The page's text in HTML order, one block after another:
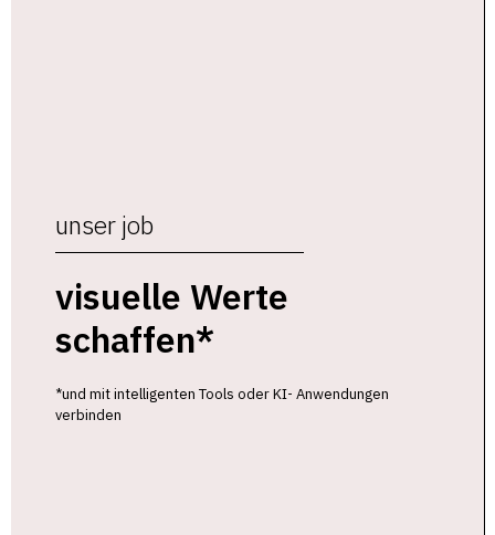
unser job
visuelle Werte
schaffen*
*und mit intelligenten Tools oder KI- Anwendungen
verbinden